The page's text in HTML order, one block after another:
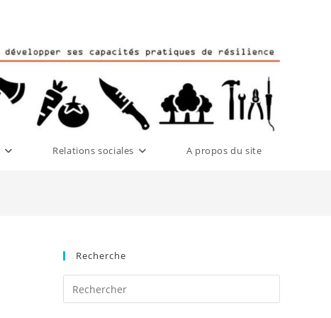
Relations sociales A propos du site
Recherche
Escape